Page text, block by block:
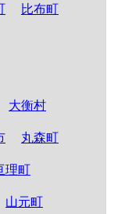
比布町
大衡村
丸森町
理町
山元町